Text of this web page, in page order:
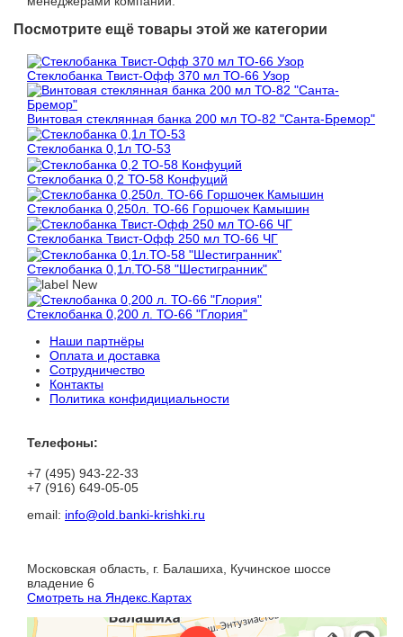
Посмотрите ещё товары этой же категории
Стеклобанка Твист-Офф 370 мл ТО-66 Узор
Винтовая стеклянная банка 200 мл ТО-82 "Санта-Бремор"
Стеклобанка 0,1л ТО-53
Стеклобанка 0,2 ТО-58 Конфуций
Стеклобанка 0,250л. ТО-66 Горшочек Камышин
Стеклобанка Твист-Офф 250 мл ТО-66 ЧГ
Стеклобанка 0,1л.ТО-58 "Шестигранник"
Стеклобанка 0,200 л. ТО-66 "Глория"
Наши партнёры
Оплата и доставка
Сотрудничество
Контакты
Политика конфидициальности
Телефоны:
+7 (495) 943-22-33
+7 (916) 649-05-05
email: info@old.banki-krishki.ru
Московская область, г. Балашиха, Кучинское шоссе
владение 6
Смотреть на Яндекс.Картах